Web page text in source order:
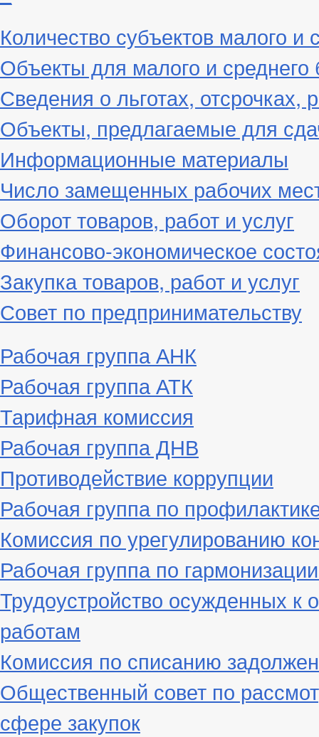
Количество субъектов малого и
Объекты для малого и среднего
Сведения о льготах, отсрочках,
Объекты, предлагаемые для
Информационные материалы
Число замещенных рабочих
Оборот товаров, работ и услуг
Финансово-экономическое
Закупка товаров, работ и услуг
Совет по предпринимательству
Рабочая группа АНК
Рабочая группа АТК
Тарифная комиссия
Рабочая группа ДНВ
Противодействие коррупции
Рабочая группа по
Комиссия по урегулированию
Рабочая группа по
Трудоустройство осужденных
работам
Комиссия по списанию
Общественный совет по
сфере закупок